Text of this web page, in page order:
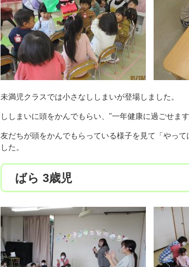
未満児クラスでは小さなししまいが登場しました。
ししまいに頭をかんでもらい、"一年健康に過ごせま
友だちが頭をかんでもらっている様子を見て「やっ
した。
ばら 3歳児